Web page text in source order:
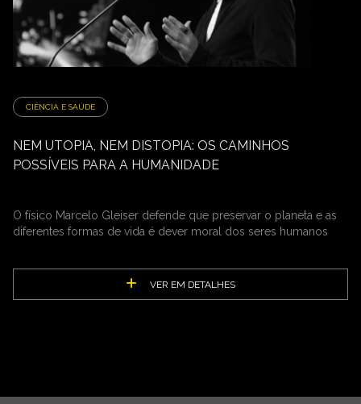
CIÊNCIA E SAÚDE
NEM UTOPIA, NEM DISTOPIA: OS CAMINHOS
POSSÍVEIS PARA A HUMANIDADE
O físico Marcelo Gleiser defende que preservar o planeta e as
diferentes formas de vida é dever moral dos seres humanos
VER EM DETALHES